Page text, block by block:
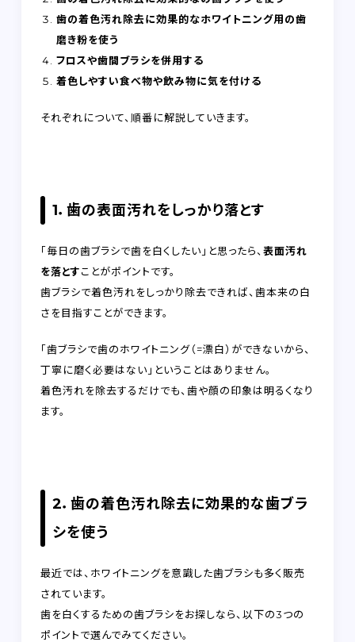
歯の着色汚れ除去に効果的なホワイトニング用の歯
磨き粉を使う
フロスや歯間ブラシを併用する
着色しやすい食べ物や飲み物に気を付ける
それぞれについて、順番に解説していきます。
1．歯の表面汚れをしっかり落とす
「毎日の歯ブラシで歯を白くしたい」と思ったら、 表面汚れ
を落とすことがポイントです。
歯ブラシで着色汚れをしっかり除去できれば、歯本来の白
さを目指すことができます。
「歯ブラシで歯のホワイトニング（=漂白）ができないから、
丁寧に磨く必要はない」ということはありません。
着色汚れを除去するだけでも、歯や顔の印象は明るくなり
ます。
2．歯の着色汚れ除去に効果的な歯ブラ
シを使う
最近では、ホワイトニングを意識した歯ブラシも多く販売
されています。
歯を白くするための歯ブラシをお探しなら、以下の3つの
ポイントで選んでみてください。